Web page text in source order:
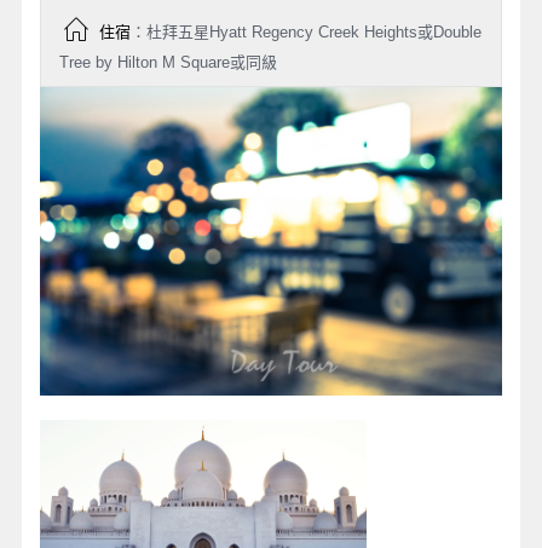
住宿：杜拜五星Hyatt Regency Creek Heights或Double
Tree by Hilton M Square或同級